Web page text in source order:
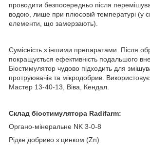
проводити безпосередньо після
водою, лише при плюсовій температурі (у
елементи, що замерзають).
Сумісність з іншими препаратами. Після
покращується ефективність подальшого
Біостимулятор чудово підходить для
протруювачів та мікродобрив.
Мастер 13-40-13, Віва, Кендал.
Склад біостимулятора Radifarm:
Органо-мінеральне NK 3-0-8
Рідке добриво з цинком (Zn)